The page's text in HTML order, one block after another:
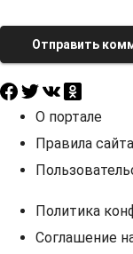
Отправить
О портале
Правила
Политика
Соглашение